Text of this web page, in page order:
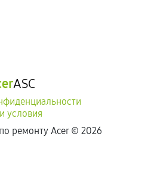
ASC
условия
ремонту Acer © 2026